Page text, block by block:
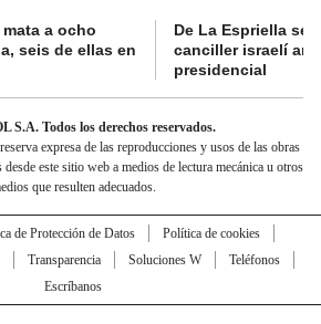
a ocho
seis de ellas en
De La Espriella se
canciller israelí
presidencial
S.A. Todos los derechos reservados.
expresa de las reproducciones y usos de las obras
este sitio web a medios de lectura mecánica u otros
que resulten adecuados.
de Protección de Datos
Política de cookies
Transparencia Soluciones W
Teléfonos
Escríbanos